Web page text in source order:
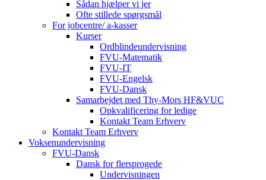
Sådan hjælper vi jer
Ofte stillede spørgsmål
For jobcentre/ a-kasser
Kurser
Ordblindeundervisning
FVU-Matematik
FVU-IT
FVU-Engelsk
FVU-Dansk
Samarbejdet med Thy-Mors HF&VUC
Opkvalificering for ledige
Kontakt Team Erhverv
Kontakt Team Erhverv
Voksenundervisning
FVU-Dansk
Dansk for flersprogede
Undervisningen